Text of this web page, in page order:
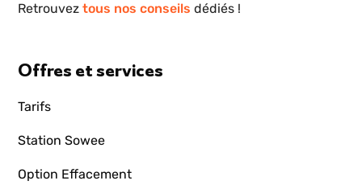
Retrouveztous nos conseils dédiés !
Offres et services
Tarifs
Station Sowee
Option Effacement